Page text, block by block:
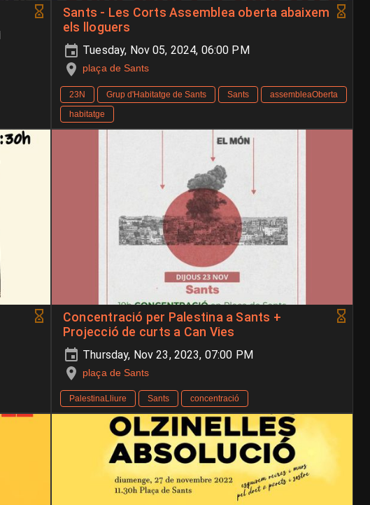
Sants - Les Corts Assemblea oberta abaixem
els lloguers
Tuesday, Nov 05, 2024, 06:00 PM
plaça de Sants
23N Grup d'Habitatge de Sants Sants
assembleaOberta
habitatge
Concentració per Palestina a Sants +
Projecció de curts a Can Vies
Thursday, Nov 23, 2023, 07:00 PM
plaça de Sants
PalestinaLliure Sants concentració